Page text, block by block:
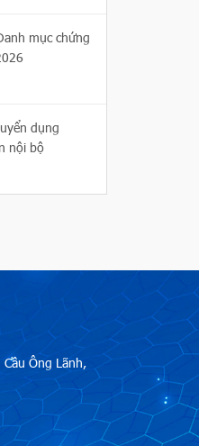
mục chứng
dụng
nội bộ
Ông Lãnh,